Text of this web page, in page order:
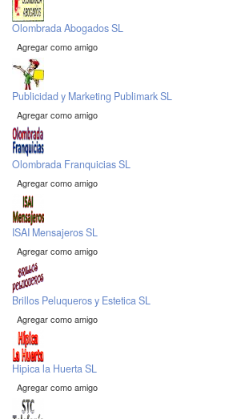
Olombrada Abogados SL
Agregar como amigo
Publicidad y Marketing Publimark SL
Agregar como amigo
Olombrada Franquicias SL
Agregar como amigo
ISAI Mensajeros SL
Agregar como amigo
Brillos Peluqueros y Estetica SL
Agregar como amigo
Hipica la Huerta SL
Agregar como amigo